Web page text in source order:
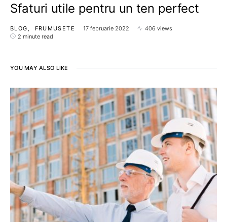
Sfaturi utile pentru un ten perfect
BLOG FRUMUSETE 17 februarie 2022
406 views
2 minute read
YOU MAY ALSO LIKE